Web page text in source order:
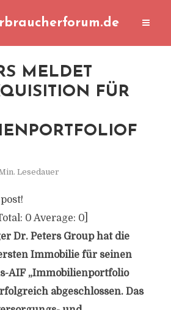
MELDET
FÜR
Lesedauer
0 Average: 0]
Dr. Peters Group hat die
Immobilie für seinen
AIF „Immobilienportfolio
abgeschlossen. Das